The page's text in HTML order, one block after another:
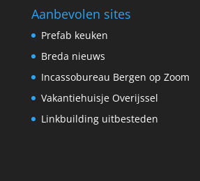
Aanbevolen sites
Prefab keuken
Breda nieuws
Incassobureau Bergen op Zoom
Vakantiehuisje Overijssel
Linkbuilding uitbesteden